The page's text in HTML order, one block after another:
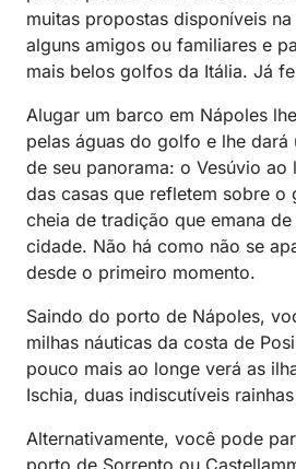
muitas propostas disponíveis
alguns amigos ou familiares e
mais belos golfos da Itália. Já
Alugar um barco em Nápoles
pelas águas do golfo e lhe dará
de seu panorama: o Vesúvio ao
das casas que refletem sobre o
cheia de tradição que emana
cidade. Não há como não se
desde o primeiro momento.
Saindo do porto de Nápoles,
milhas náuticas da costa de
pouco mais ao longe verá as
Ischia, duas indiscutíveis
Alternativamente, você pode